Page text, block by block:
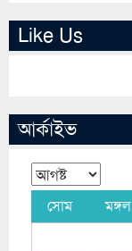
Like Us
আর্কাইভ
সোম মঙ্গল